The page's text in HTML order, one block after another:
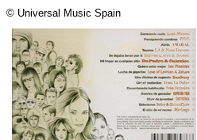
© Universal Music Spain